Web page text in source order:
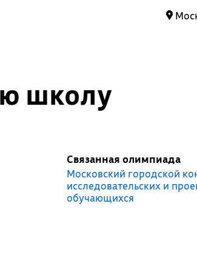
школу
Связанная олимпиада
Московский городской
исследовательских и
обучающихся